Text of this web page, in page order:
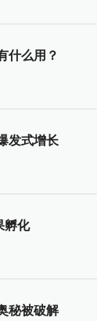
什么用？
发式增长
孵化
秘被破解